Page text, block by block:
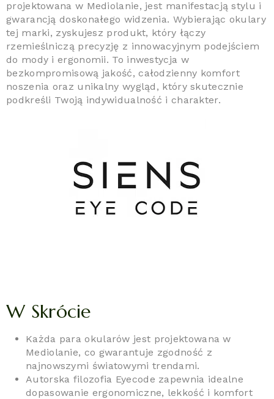
projektowana w Mediolanie, jest manifestacją stylu i
gwarancją doskonałego widzenia. Wybierając okulary
tej marki, zyskujesz produkt, który łączy
rzemieślniczą precyzję z innowacyjnym podejściem
do mody i ergonomii. To inwestycja w
bezkompromisową jakość, całodzienny komfort
noszenia oraz unikalny wygląd, który skutecznie
podkreśli Twoją indywidualność i charakter.
W Skrócie
Każda para okularów jest projektowana w
Mediolanie, co gwarantuje zgodność z
najnowszymi światowymi trendami.
Autorska filozofia Eyecode zapewnia idealne
dopasowanie ergonomiczne, lekkość i komfort